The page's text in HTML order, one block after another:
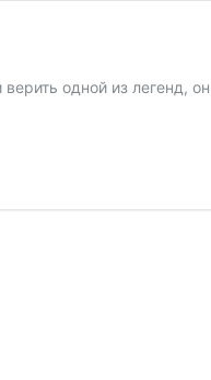
одной из легенд, он